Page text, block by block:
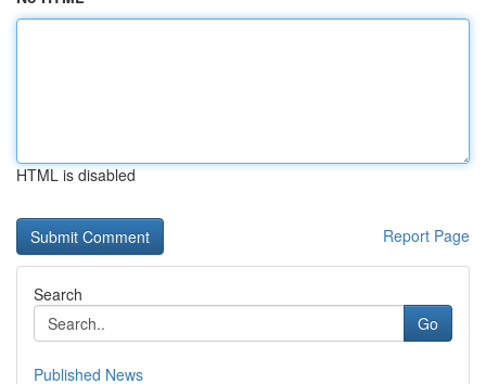
HTML is disabled
Report Page
Search
Go
Published News